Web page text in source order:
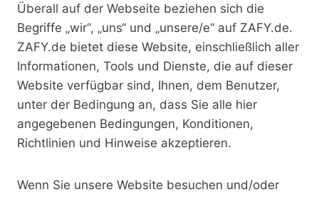
Überall auf der Webseite beziehen sich die
Begriffe „wir“, „uns“ und „unsere/e“ auf ZAFY.de.
ZAFY.de bietet diese Website, einschließlich aller
Informationen, Tools und Dienste, die auf dieser
Website verfügbar sind, Ihnen, dem Benutzer,
unter der Bedingung an, dass Sie alle hier
angegebenen Bedingungen, Konditionen,
Richtlinien und Hinweise akzeptieren.
Wenn Sie unsere Website besuchen und/oder